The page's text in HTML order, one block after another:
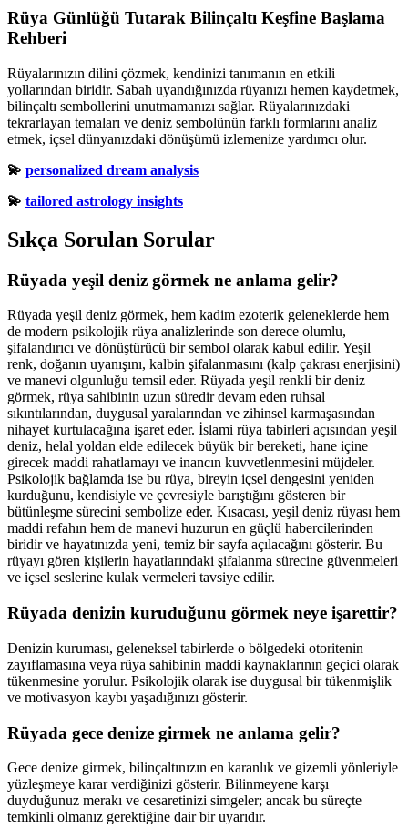
Rüya Günlüğü Tutarak Bilinçaltı Keşfine Başlama
Rehberi
Rüyalarınızın dilini çözmek, kendinizi tanımanın en etkili
yollarından biridir. Sabah uyandığınızda rüyanızı hemen kaydetmek,
bilinçaltı sembollerini unutmamanızı sağlar. Rüyalarınızdaki
tekrarlayan temaları ve deniz sembolünün farklı formlarını analiz
etmek, içsel dünyanızdaki dönüşümü izlemenize yardımcı olur.
💫 personalized dream analysis
💫 tailored astrology insights
Sıkça Sorulan Sorular
Rüyada yeşil deniz görmek ne anlama gelir?
Rüyada yeşil deniz görmek, hem kadim ezoterik geleneklerde hem
de modern psikolojik rüya analizlerinde son derece olumlu,
şifalandırıcı ve dönüştürücü bir sembol olarak kabul edilir. Yeşil
renk, doğanın uyanışını, kalbin şifalanmasını (kalp çakrası enerjisini)
ve manevi olgunluğu temsil eder. Rüyada yeşil renkli bir deniz
görmek, rüya sahibinin uzun süredir devam eden ruhsal
sıkıntılarından, duygusal yaralarından ve zihinsel karmaşasından
nihayet kurtulacağına işaret eder. İslami rüya tabirleri açısından yeşil
deniz, helal yoldan elde edilecek büyük bir bereketi, hane içine
girecek maddi rahatlamayı ve inancın kuvvetlenmesini müjdeler.
Psikolojik bağlamda ise bu rüya, bireyin içsel dengesini yeniden
kurduğunu, kendisiyle ve çevresiyle barıştığını gösteren bir
bütünleşme sürecini sembolize eder. Kısacası, yeşil deniz rüyası hem
maddi refahın hem de manevi huzurun en güçlü habercilerinden
biridir ve hayatınızda yeni, temiz bir sayfa açılacağını gösterir. Bu
rüyayı gören kişilerin hayatlarındaki şifalanma sürecine güvenmeleri
ve içsel seslerine kulak vermeleri tavsiye edilir.
Rüyada denizin kuruduğunu görmek neye işarettir?
Denizin kuruması, geleneksel tabirlerde o bölgedeki otoritenin
zayıflamasına veya rüya sahibinin maddi kaynaklarının geçici olarak
tükenmesine yorulur. Psikolojik olarak ise duygusal bir tükenmişlik
ve motivasyon kaybı yaşadığınızı gösterir.
Rüyada gece denize girmek ne anlama gelir?
Gece denize girmek, bilinçaltınızın en karanlık ve gizemli yönleriyle
yüzleşmeye karar verdiğinizi gösterir. Bilinmeyene karşı
duyduğunuz merakı ve cesaretinizi simgeler; ancak bu süreçte
temkinli olmanız gerektiğine dair bir uyarıdır.